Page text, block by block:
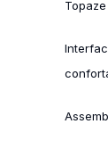
Topaze